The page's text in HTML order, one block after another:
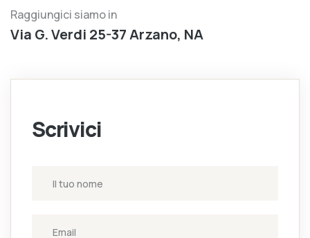
Raggiungici siamo in
Via G. Verdi 25-37 Arzano, NA
Scrivici